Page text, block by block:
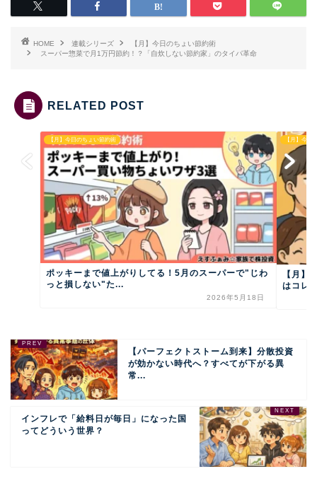
HOME 連載シリーズ
【月】今日のちょい節約術
スーパー惣菜で月1万円節約！？「自炊しない節約家」のタイパ革命
RELATED POST
【月】今日のちょい節約術
ポッキーまで値上がりしてる！5月のスーパーで"じわ
っと損しない"た...
2026年5月18日
【月】今日
【月】
はコレ
【パーフェクトストーム到来】分散投資
が効かない時代へ？すべてが下がる異
常...
インフレで「給料日が毎日」になった国
ってどういう世界？